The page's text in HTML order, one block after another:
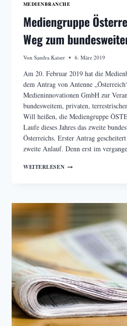
MEDIENBRANCHE
Mediengruppe
Weg zum
Von Sandra Kaiser 6. März 2019
Am 20. Februar 2019 hat die
dem Antrag von Antenne
Medieninnovationen GmbH zur
bundesweitem, privaten,
Will heißen, die Mediengruppe
Laufe dieses Jahres das zweite
Österreichs. Erster Antrag
zweite Anlauf. Denn erst im
WEITERLESENMEDIENGRUPPE
PRIVATRADIO